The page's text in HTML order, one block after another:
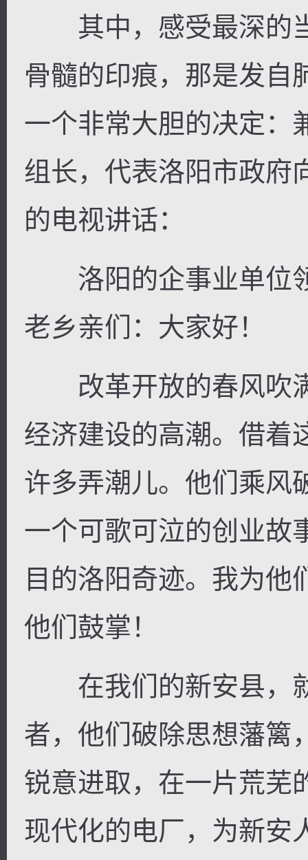
其中，感受最深的
骨髓的印痕，那是发自
一个非常大胆的决定：
组长，代表洛阳市政府
的电视讲话：
洛阳的企事业单位
老乡亲们：大家好！
改革开放的春风吹
经济建设的高潮。借着
许多弄潮儿。他们乘风
一个可歌可泣的创业故
目的洛阳奇迹。我为他
他们鼓掌！
在我们的新安县，
者，他们破除思想藩篱
锐意进取，在一片荒芜
现代化的电厂，为新安